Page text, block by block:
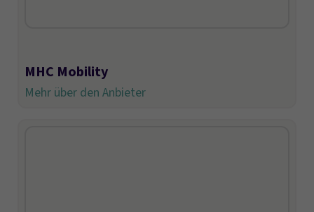
MHC Mobility
Mehr über den Anbieter